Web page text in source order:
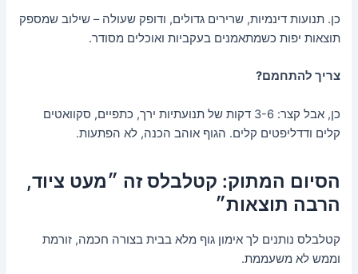
כן. תנועות דינמיות, שרירים גדולים, ודופק שעולה – שילוב שמספק
תוצאות יפות כשמתאמנים בעקביות ואוכלים מסודר.
צריך להתחמם?
כן, אבל קצר: 3-6 דקות של תנועתיות ירך, כתפיים, סקוואטים
קלים ודדליפטים קלים. הגוף אוהב הכנה, לא הפתעות.
הסיום המתוק: קטלבלס זה ״מעט ציוד,
הרבה תוצאות״
קטלבלס נותנים לך אימון גוף מלא בבית בצורה חכמה, זורמת
וממש לא משעממת.